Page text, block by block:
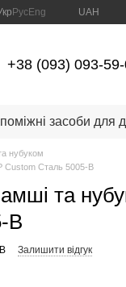
РусEng UAH
+38 (093) 093-
засоби для
нубуком
Custom Сталь 5005-B
та
B
Залишити відгук